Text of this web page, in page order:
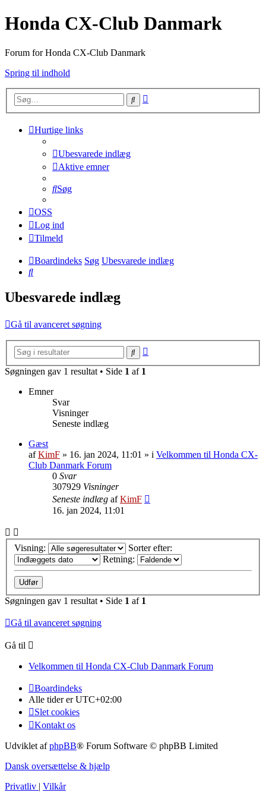
Honda CX-Club Danmark
Forum for Honda CX-Club Danmark
Spring til indhold
Søg
Hurtige links
Ubesvarede indlæg
Aktive emner
Søg
OSS
Log ind
Tilmeld
Boardindeks Søg Ubesvarede indlæg
Søg
Ubesvarede indlæg
Gå til avanceret søgning
Søg
Søgningen gav 1 resultat • Side 1 af 1
Emner
Svar
Visninger
Seneste indlæg
Gæst
afKimF » 16. jan 2024, 11:01 » i Velkommen til Honda CX-
Club Danmark Forum
0 Svar
307929 Visninger
Seneste indlæg afKimF
16. jan 2024, 11:01
Visning:
Sorter efter:
Retning:
Søgningen gav 1 resultat • Side 1 af 1
Gå til avanceret søgning
Gå til
Velkommen til Honda CX-Club Danmark Forum
Boardindeks
Alle tider erUTC+02:00
Slet cookies
Kontakt os
Udviklet afphpBB® Forum Software © phpBB Limited
Dansk oversættelse & hjælp
Privatliv
Vilkår